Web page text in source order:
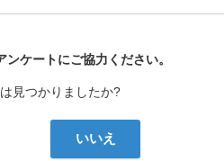
ンケートにご協力ください。
見つかりましたか?
いいえ